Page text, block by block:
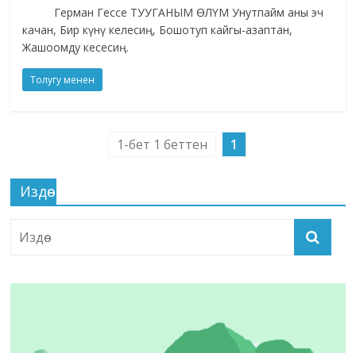
Герман Гессе ТУУГАНЫМ ӨЛҮМ Унутпайм аны эч
качан, Бир күнү келесиң, Бошотуп кайгы-азаптан,
Жашоомду кесесиң.
Толугу менен
1-бет 1 беттен 1
Издөө